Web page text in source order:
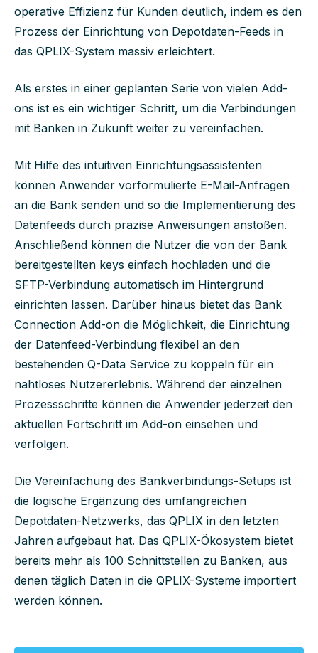
operative Effizienz für Kunden deutlich, indem es den
Prozess der Einrichtung von Depotdaten-Feeds in
das QPLIX-System massiv erleichtert.
Als erstes in einer geplanten Serie von vielen Add-
ons ist es ein wichtiger Schritt, um die Verbindungen
mit Banken in Zukunft weiter zu vereinfachen.
Mit Hilfe des intuitiven Einrichtungsassistenten
können Anwender vorformulierte E-Mail-Anfragen
an die Bank senden und so die Implementierung des
Datenfeeds durch präzise Anweisungen anstoßen.
Anschließend können die Nutzer die von der Bank
bereitgestellten keys einfach hochladen und die
SFTP-Verbindung automatisch im Hintergrund
einrichten lassen. Darüber hinaus bietet das Bank
Connection Add-on die Möglichkeit, die Einrichtung
der Datenfeed-Verbindung flexibel an den
bestehenden Q-Data Service zu koppeln für ein
nahtloses Nutzererlebnis. Während der einzelnen
Prozessschritte können die Anwender jederzeit den
aktuellen Fortschritt im Add-on einsehen und
verfolgen.
Die Vereinfachung des Bankverbindungs-Setups ist
die logische Ergänzung des umfangreichen
Depotdaten-Netzwerks, das QPLIX in den letzten
Jahren aufgebaut hat. Das QPLIX-Ökosystem bietet
bereits mehr als 100 Schnittstellen zu Banken, aus
denen täglich Daten in die QPLIX-Systeme importiert
werden können.